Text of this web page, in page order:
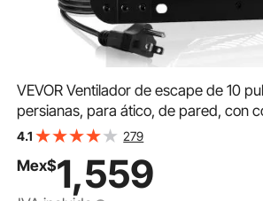
VEVOR Ventilador de escape de 10
persianas, para ático, de pared, con
velocidad variable, 900 CFM, motor
invernaderos, color negro
4.1 279
Mex$1,559